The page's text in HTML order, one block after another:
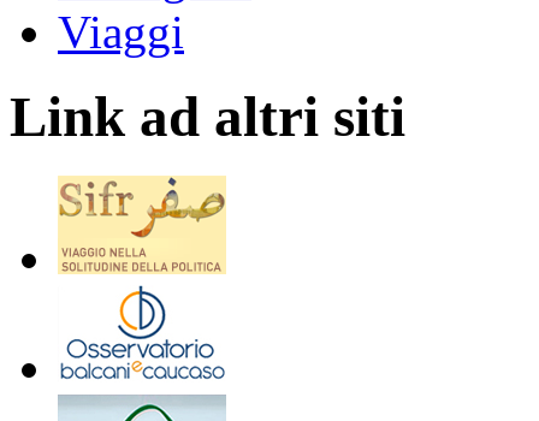
Viaggi
Link ad altri siti